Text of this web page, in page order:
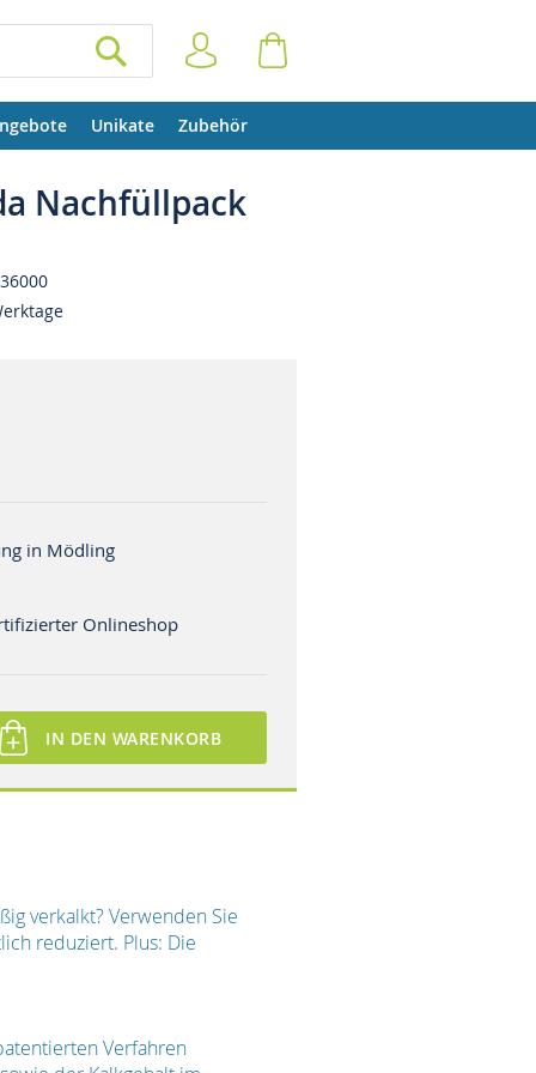
Anmelden
Unikate Zubehör
Nachfüllpack
in Mödling
Onlineshop
IN DEN WARENKORB
verkalkt? Verwenden Sie
reduziert. Plus: Die
Verfahren